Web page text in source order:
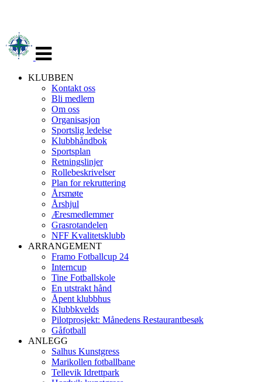
navigasjon
KLUBBEN
Kontakt oss
Bli medlem
Om oss
Organisasjon
Sportslig ledelse
Klubbhåndbok
Sportsplan
Retningslinjer
Rollebeskrivelser
Plan for rekruttering
Årsmøte
Årshjul
Æresmedlemmer
Grasrotandelen
NFF Kvalitetsklubb
ARRANGEMENT
Framo Fotballcup 24
Interncup
Tine Fotballskole
En utstrakt hånd
Åpent klubbhus
Klubbkvelds
Pilotprosjekt: Månedens Restaurantbesøk
Gåfotball
ANLEGG
Salhus Kunstgress
Marikollen fotballbane
Tellevik Idrettpark